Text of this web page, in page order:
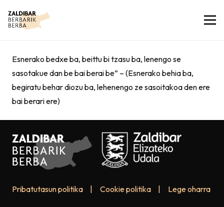
Esnerako bedxe ba, beittu bi tzasu ba, lenengo se
sasotakue dan be bai berai be” – (Esnerako behia ba,
begiratu behar diozu ba, lehenengo ze sasoitakoa den ere
bai berari ere)
Pribatutasun politika Cookie politika Lege oharra